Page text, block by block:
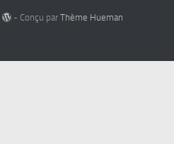
- Conçu par Thème Hueman